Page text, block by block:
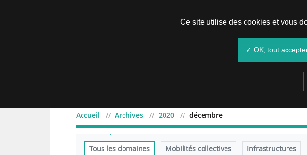
Accueil Archives 2020 décembre
Filtrer par domaine
Tous les domaines Mobilités collectives Infrastructures
Ce site utilise des cookies et vous
✓ OK, tout